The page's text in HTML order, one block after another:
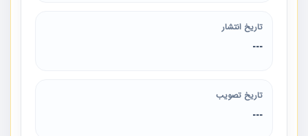
تاریخ انتشار
---
تاریخ تصویب
---